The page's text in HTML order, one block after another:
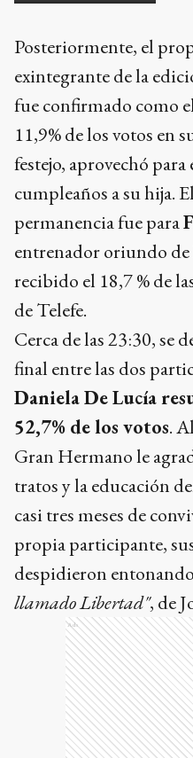
Posteriormente, el
exintegrante de la
fue confirmado como
11,9% de los votos en
festejo, aprovechó
cumpleaños a su hija.
permanencia fue para
entrenador oriundo
recibido el 18,7 % de
de Telefe.
Cerca de las 23:30, se
final entre las dos
Daniela De Lucía
52,7% de los votos.
Gran Hermano le
tratos y la educación
casi tres meses de
propia participante,
despidieron
llamado Libertad", de
Ads